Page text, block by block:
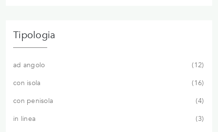
Tipologia
ad angolo
12
con isola
16
con penisola
4
in linea
3